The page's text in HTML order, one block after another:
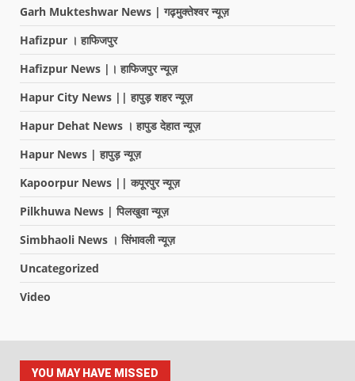
Garh Mukteshwar News | गढ़मुक्तेश्वर न्यूज़
Hafizpur । हाफिजपुर
Hafizpur News |। हाफिजपुर न्यूज़
Hapur City News || हापुड़ शहर न्यूज़
Hapur Dehat News । हापुड देहात न्यूज़
Hapur News | हापुड़ न्यूज़
Kapoorpur News || कपूरपुर न्यूज़
Pilkhuwa News | पिलखुवा न्यूज़
Simbhaoli News । सिंभावली न्यूज़
Uncategorized
Video
YOU MAY HAVE MISSED